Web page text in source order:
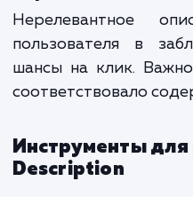
Дублирование
Один из самых
это дублирование
манипулирования